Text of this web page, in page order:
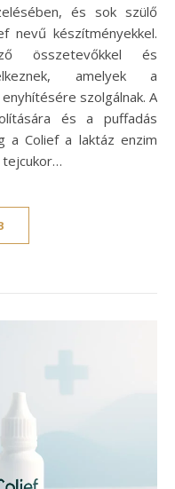
és sok szülő
nevű készítményekkel.
összetevőkkel és
amelyek a
szolgálnak. A
és a puffadás
a Colief a laktáz enzim
tejcukor…